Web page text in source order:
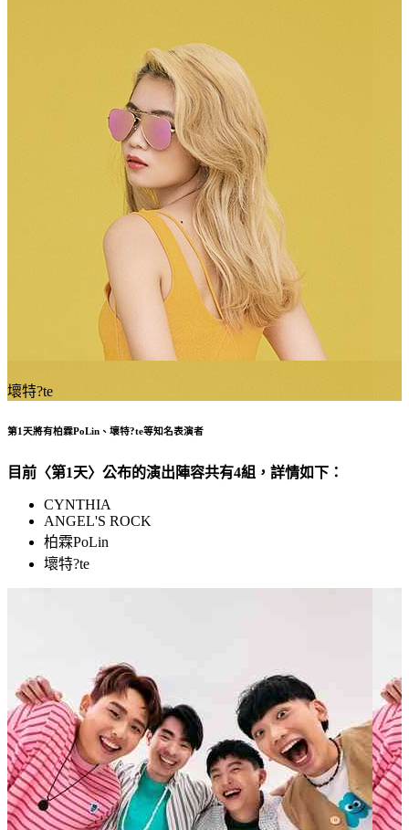
壞特?te
第1天將有柏霖PoLin、壞特?te等知名表演者
目前〈第1天〉公布的演出陣容共有4組，詳情如下：
CYNTHIA
ANGEL'S ROCK
柏霖PoLin
壞特?te